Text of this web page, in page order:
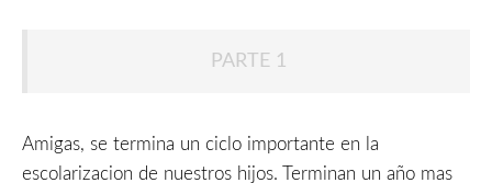
PARTE 1
Amigas, se termina un ciclo importante en la
escolarizacion de nuestros hijos. Terminan un año mas